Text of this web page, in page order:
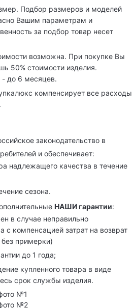
Подбор размеров и моделей
Вашим параметрам и
за подбор товар несет
возможна. При покупке Вы
50% стоимости изделия.
- до 6 месяцев.
компенсирует все расходы
законодательство в
и обеспечивает:
надлежащего качества в течение
сезона.
НАШИ гарантии:
в случае неправильно
с компенсацией затрат на возврат
примерки)
до 1 года;
купленного товара в виде
срок службы изделия.